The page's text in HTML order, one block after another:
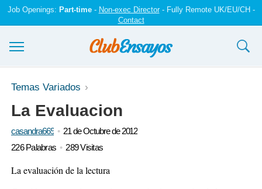
Job Openings: Part-time- Non-exec Director- Fully Remote UK/EU/CH -
Contact
Ensayos y trabajos
Registrarse
Iniciar sesión
Temas Variados
La Evaluacion
casandra669
21 de Octubre de 2012
226 Palabras
289 Visitas
La evaluación de la lectura